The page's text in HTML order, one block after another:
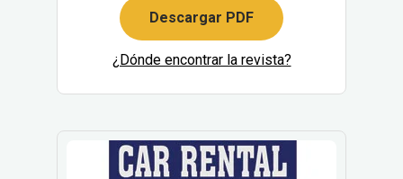
Descargar PDF
¿Dónde encontrar la revista?